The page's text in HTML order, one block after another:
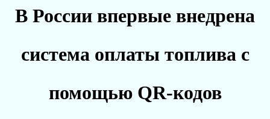
​В России впервые внедрена
система оплаты топлива с
помощью QR-кодов